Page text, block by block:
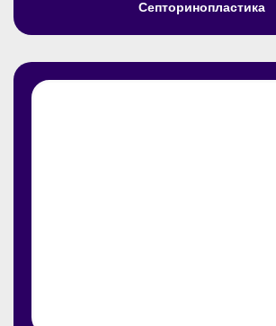
Септоринопластика